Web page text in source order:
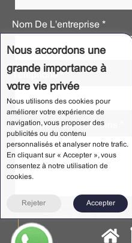
Nous accordons une
grande importance à
votre vie privée
Nous utilisons des cookies pour
améliorer votre expérience de
navigation, vous proposer des
publicités ou du contenu
personnalisés et analyser notre trafic.
En cliquant sur « Accepter », vous
consentez à notre utilisation de
cookies.
Rejeter Accepter
Nom De L'entreprise *
Téléphone *
Description Des Besoins *
Please prove you are